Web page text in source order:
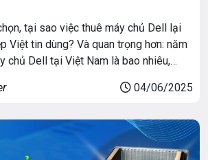
tại sao việc thuê máy chủ Dell lại
Việt tin dùng? Và quan trọng hơn: năm
chủ Dell tại Việt Nam là bao nhiêu,
04/06/2025